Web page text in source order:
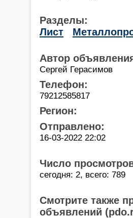
Разделы:
Лист
Автор
Сергей Герасимов
Телефон:
79212585817
Регион:
Отправлено:
16-03-2022 22:02
Число
сегодня: 2, всего: 789
Смотрите также
объявлений